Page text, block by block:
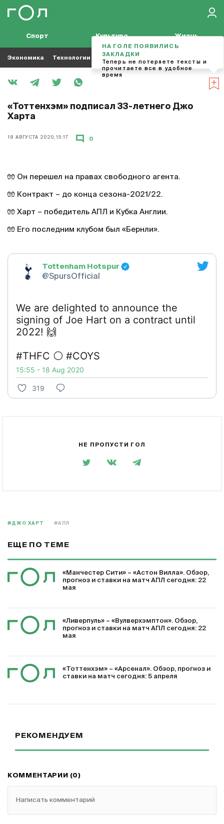
Спорт Культура Жизнь
Экономика Технологии Кино Футбол
«Тоттенхэм» подписал 33-летнего Джо
Харта
18 АВГУСТА 2020, 15:17 0
🧤 Он перешел на правах свободного агента.
🧤 Контракт – до конца сезона-2021/22.
🧤 Харт – победитель АПЛ и Кубка Англии.
🧤 Его последним клубом был «Бернли».
Tottenham Hotspur
@SpursOfficial
We are delighted to announce the
signing of Joe Hart on a contract until
2022! 🙌
#THFC ⚪️ #COYS
15:55 - 18 Aug 2020
319
НЕ ПРОПУСТИ ГОЛ
#ДЖО ХАРТ #АПЛ
ЕЩЕ ПО ТЕМЕ
«Манчестер Сити» – «Астон Вилла». Обзор,
прогноз и ставки на матч АПЛ сегодня: 22
мая
«Ливерпуль» – «Вулверхэмптон». Обзор,
прогноз и ставки на матч АПЛ сегодня: 22
мая
«Тоттенхэм» – «Арсенал». Обзор, прогноз и
ставки на матч сегодня: 5 апреля
РЕКОМЕНДУЕМ
КОММЕНТАРИИ (0)
Написать комментарий
НА ГОЛЕ ПОЯВИЛИСЬ
ЗАКЛАДКИ
Теперь не потеряете тексты и
прочитаете все в удобное
время